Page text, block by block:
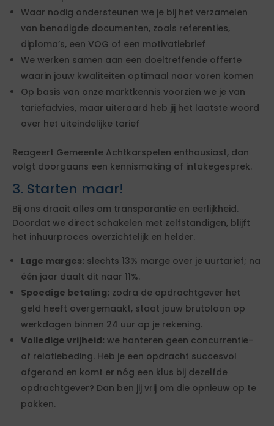
Waar nodig ondersteunen we je bij het verzamelen
van benodigde documenten, zoals referenties,
diploma’s, een VOG of een motivatiebrief
We werken samen aan een doeltreffende offerte
waarin jouw kwaliteiten optimaal naar voren komen
Op basis van onze marktkennis voorzien we je van
tariefadvies, maar uiteraard heb jij het laatste woord
over het uiteindelijke tarief
Reageert Gemeente Achtkarspelen enthousiast, dan
volgt doorgaans een kennismaking of intakegesprek.
3. Starten maar!
Bij ons draait alles om transparantie en eerlijkheid.
Doordat we direct schakelen met zelfstandigen, blijft
het inhuurproces overzichtelijk en helder.
Lage marges: slechts 13% marge over je uurtarief; na
één jaar daalt dit naar 11%.
Spoedige betaling: zodra de opdrachtgever het
geld heeft overgemaakt, staat jouw brutoloon op
werkdagen binnen 24 uur op je rekening.
Volledige vrijheid: we hanteren geen concurrentie-
of relatiebeding. Heb je een opdracht succesvol
afgerond en komt er nóg een klus bij dezelfde
opdrachtgever? Dan ben jij vrij om die opnieuw op te
pakken.